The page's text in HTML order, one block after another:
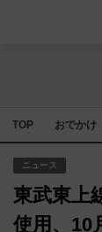
TOP おでかけ
ニュース
東武東上
使用、10